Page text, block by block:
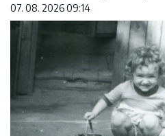
07. 08. 2026 09:14